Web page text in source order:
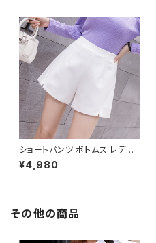
ショートパンツ ボトムス レディ
ース パンツ キュロットパンツ シ
ンプル キュロット ショーパン シ
-PSS0006
¥4,980
その他の商品